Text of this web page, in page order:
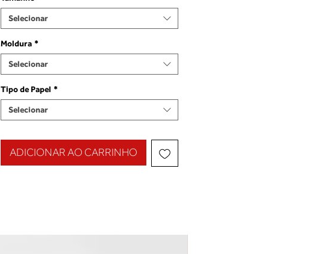
Selecionar
Moldura *
Selecionar
Tipo de Papel *
Selecionar
ADICIONAR AO CARRINHO